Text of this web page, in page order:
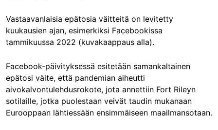
Vastaavanlaisia epätosia väitteitä on levitetty
kuukausien ajan, esimerkiksi Facebookissa
tammikuussa 2022 (kuvakaappaus alla).
Facebook-päivityksessä esitetään samankaltainen
epätosi väite, että pandemian aiheutti
aivokalvontulehdusrokote, jota annettiin Fort Rileyn
sotilaille, jotka puolestaan veivät taudin mukanaan
Eurooppaan lähtiessään ensimmäiseen maailmansotaan.